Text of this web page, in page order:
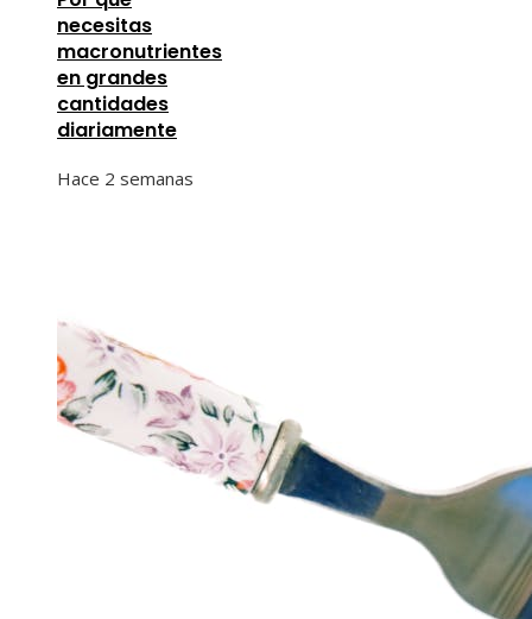
necesitas
macronutrientes
en grandes
cantidades
diariamente
Hace 2 semanas